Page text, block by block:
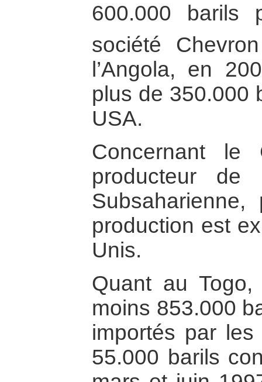
600.000
société
l’Angola, en
plus de 350.000
USA.
Concernant le
producteur de
production est
Unis.
Quant au
moins 853.000
importés par
55.000 barils